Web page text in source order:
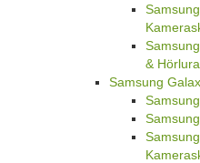
&
Samsung